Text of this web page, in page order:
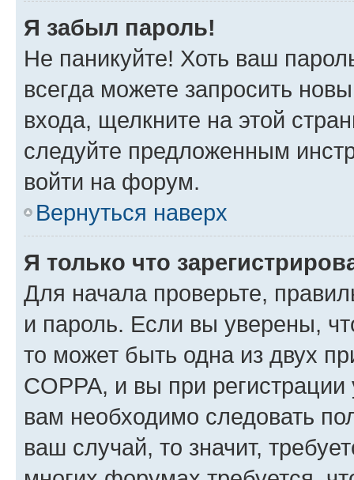
Я забыл пароль!
Не паникуйте! Хоть ваш
всегда можете запросить
входа, щелкните на этой
следуйте предложенным
войти на форум.
Вернуться наверх
Я только что
Для начала проверьте,
и пароль. Если вы уверены,
то может быть одна из двух
COPPA, и вы при
вам необходимо следовать
ваш случай, то значит,